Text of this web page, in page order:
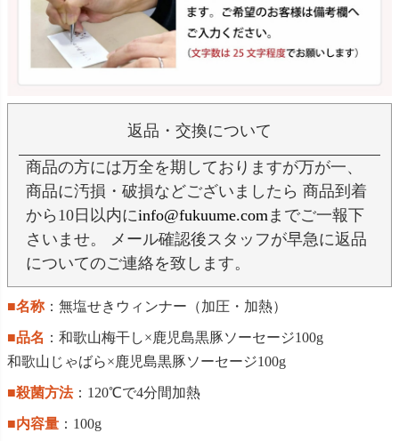
返品・交換について
商品の方には万全を期しておりますが万が一、
商品に汚損・破損などございましたら 商品到着
から10日以内にinfo@fukuume.comまでご一報下
さいませ。 メール確認後スタッフが早急に返品
についてのご連絡を致します。
■名称：無塩せきウィンナー（加圧・加熱）
■品名 ：和歌山梅干し×鹿児島黒豚ソーセージ100g
和歌山じゃばら×鹿児島黒豚ソーセージ100g
■殺菌方法：120℃で4分間加熱
■内容量 ：100g